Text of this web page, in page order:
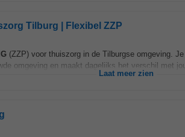
Tilburg | Flexibel ZZP
IG (ZZP) voor thuiszorg in de Tilburgse omgeving.
omgeving en maakt dagelijks het verschil met
Laat meer zien